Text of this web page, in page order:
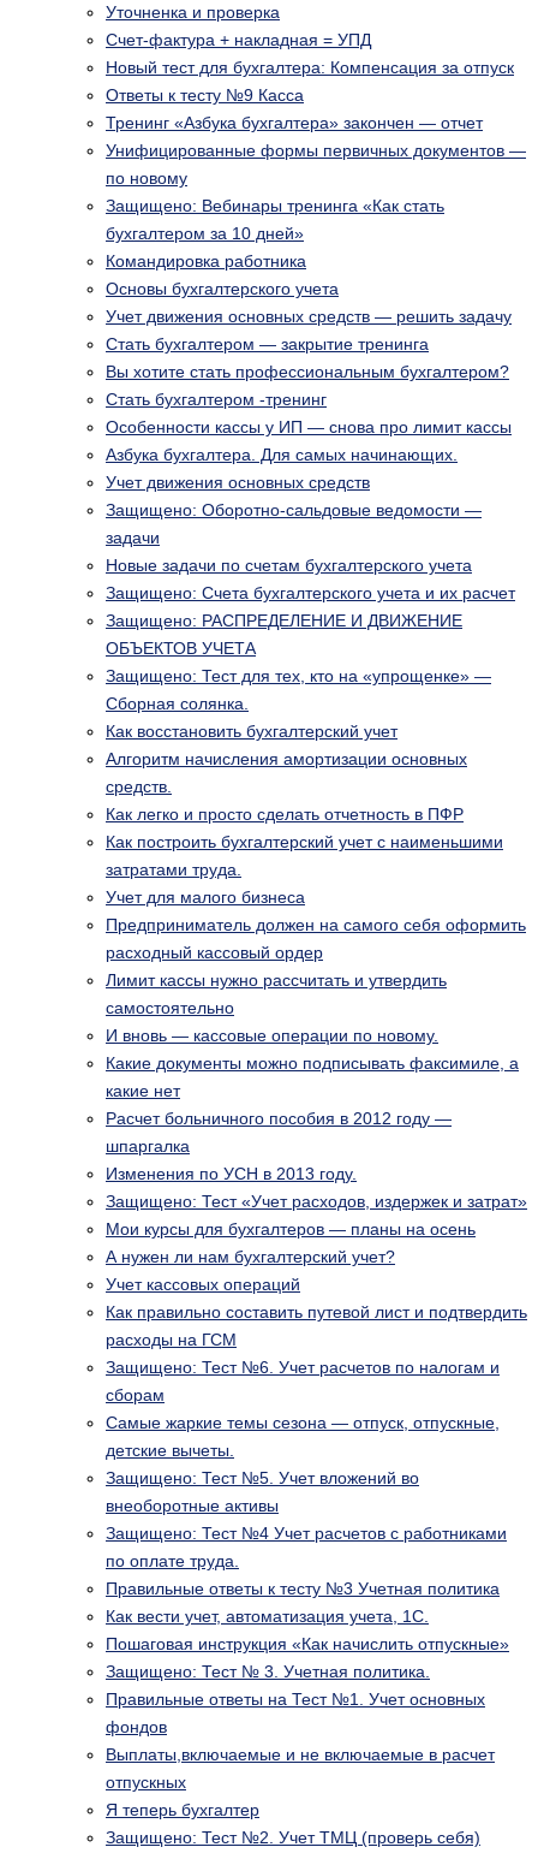
Уточненка и проверка
Счет-фактура + накладная = УПД
Новый тест для бухгалтера: Компенсация за отпуск
Ответы к тесту №9 Касса
Тренинг «Азбука бухгалтера» закончен — отчет
Унифицированные формы первичных документов —
по новому
Защищено: Вебинары тренинга «Как стать
бухгалтером за 10 дней»
Командировка работника
Основы бухгалтерского учета
Учет движения основных средств — решить задачу
Стать бухгалтером — закрытие тренинга
Вы хотите стать профессиональным бухгалтером?
Стать бухгалтером -тренинг
Особенности кассы у ИП — снова про лимит кассы
Азбука бухгалтера. Для самых начинающих.
Учет движения основных средств
Защищено: Оборотно-сальдовые ведомости —
задачи
Новые задачи по счетам бухгалтерского учета
Защищено: Счета бухгалтерского учета и их расчет
Защищено: РАСПРЕДЕЛЕНИЕ И ДВИЖЕНИЕ
ОБЪЕКТОВ УЧЕТА
Защищено: Тест для тех, кто на «упрощенке» —
Сборная солянка.
Как восстановить бухгалтерский учет
Алгоритм начисления амортизации основных
средств.
Как легко и просто сделать отчетность в ПФР
Как построить бухгалтерский учет с наименьшими
затратами труда.
Учет для малого бизнеса
Предприниматель должен на самого себя оформить
расходный кассовый ордер
Лимит кассы нужно рассчитать и утвердить
самостоятельно
И вновь — кассовые операции по новому.
Какие документы можно подписывать факсимиле, а
какие нет
Расчет больничного пособия в 2012 году —
шпаргалка
Изменения по УСН в 2013 году.
Защищено: Тест «Учет расходов, издержек и затрат»
Мои курсы для бухгалтеров — планы на осень
А нужен ли нам бухгалтерский учет?
Учет кассовых операций
Как правильно составить путевой лист и подтвердить
расходы на ГСМ
Защищено: Тест №6. Учет расчетов по налогам и
сборам
Самые жаркие темы сезона — отпуск, отпускные,
детские вычеты.
Защищено: Тест №5. Учет вложений во
внеоборотные активы
Защищено: Тест №4 Учет расчетов с работниками
по оплате труда.
Правильные ответы к тесту №3 Учетная политика
Как вести учет, автоматизация учета, 1С.
Пошаговая инструкция «Как начислить отпускные»
Защищено: Тест № 3. Учетная политика.
Правильные ответы на Тест №1. Учет основных
фондов
Выплаты,включаемые и не включаемые в расчет
отпускных
Я теперь бухгалтер
Защищено: Тест №2. Учет ТМЦ (проверь себя)